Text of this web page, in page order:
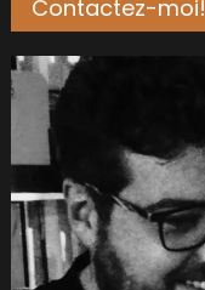
Contactez-moi!